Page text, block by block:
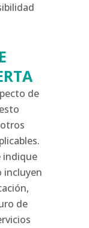
de
indique
incluyen
de